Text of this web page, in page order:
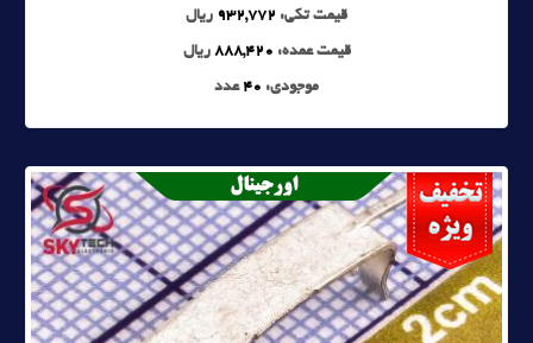
قیمت تکی: 932,772 ریال
قیمت عمده: 888,420 ریال
موجودی: 40 عدد